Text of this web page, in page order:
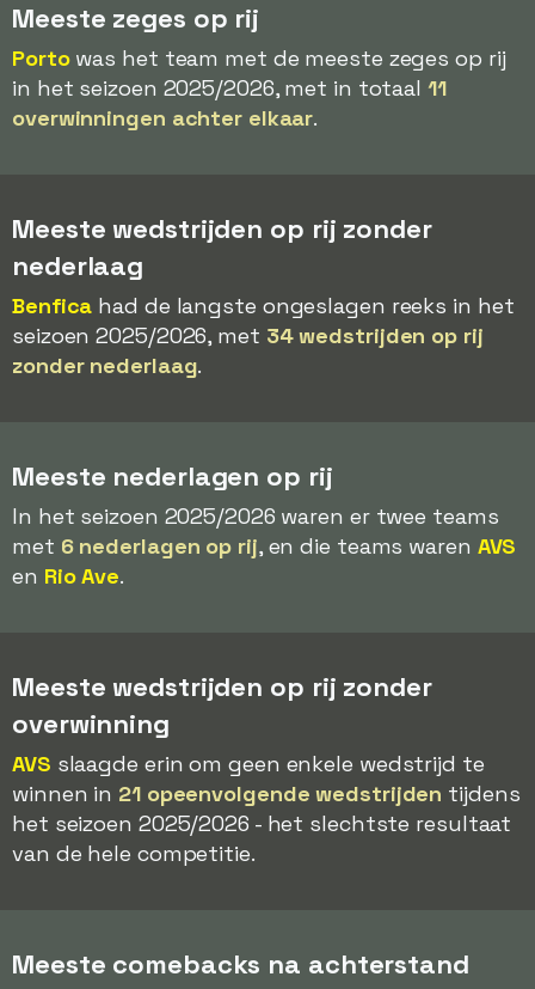
Meeste zeges op rij
Portowas het team met de meeste zeges op rij
in het seizoen 2025/2026, met in totaal 11
overwinningen achter elkaar.
Meeste wedstrijden op rij zonder
nederlaag
Benfica had de langste ongeslagen reeks in het
seizoen 2025/2026, met 34 wedstrijden op rij
zonder nederlaag.
Meeste nederlagen op rij
In het seizoen 2025/2026 waren er twee teams
met 6 nederlagen op rij, en die teams waren AVS
en Rio Ave.
Meeste wedstrijden op rij zonder
overwinning
AVS slaagde erin om geen enkele wedstrijd te
winnen in 21 opeenvolgende wedstrijden tijdens
het seizoen 2025/2026 - het slechtste resultaat
van de hele competitie.
Meeste comebacks na achterstand